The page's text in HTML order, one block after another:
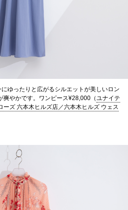
ゆったりと広がるシルエットが美しいロン
爽やかです。ワンピース¥28,000（ユナイテ
ーズ 六本木ヒルズ店／六本木ヒルズ ウェス